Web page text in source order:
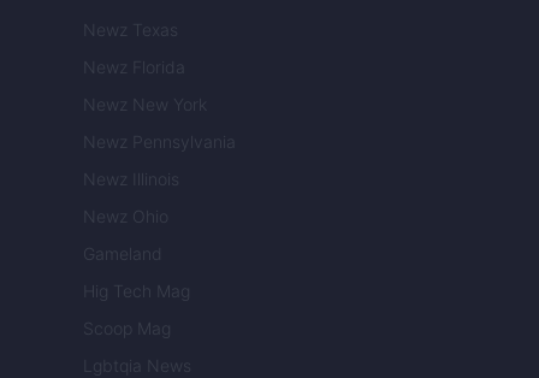
Newz Texas
Newz Florida
Newz New York
Newz Pennsylvania
Newz Illinois
Newz Ohio
Gameland
Hig Tech Mag
Scoop Mag
Lgbtqia News